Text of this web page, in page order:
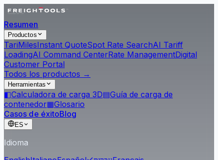
Resumen
Productos
TariMilesInstant QuoteSpot Rate SearchAI Tariff
LoadingAI Command CenterRate ManagementDigital
Customer Portal
Todos los productos →
Herramientas
◧Calculadora de carga 3D▤Guía de carga de
contenedor▦Glosario
Casos de éxitoBlog
ES
Idioma